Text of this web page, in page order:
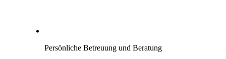
Persönliche Betreuung und Beratung